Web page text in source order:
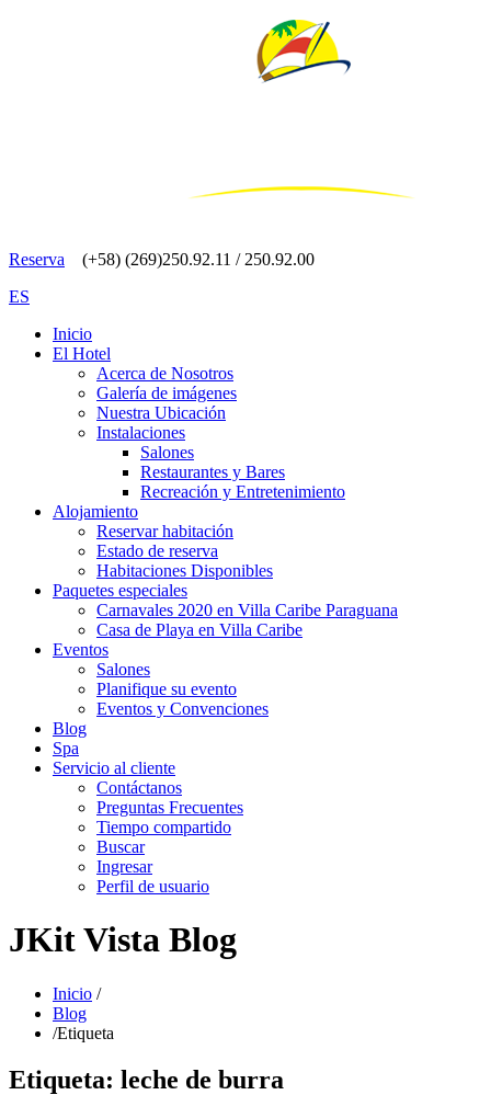
Reserva
(+58) (269)250.92.11 / 250.92.00
ES
Inicio
El Hotel
Acerca de Nosotros
Galería de imágenes
Nuestra Ubicación
Instalaciones
Salones
Restaurantes y Bares
Recreación y Entretenimiento
Alojamiento
Reservar habitación
Estado de reserva
Habitaciones Disponibles
Paquetes especiales
Carnavales 2020 en Villa Caribe Paraguana
Casa de Playa en Villa Caribe
Eventos
Salones
Planifique su evento
Eventos y Convenciones
Blog
Spa
Servicio al cliente
Contáctanos
Preguntas Frecuentes
Tiempo compartido
Buscar
Ingresar
Perfil de usuario
JKit Vista Blog
Inicio /
Blog
/Etiqueta
Etiqueta: leche de burra